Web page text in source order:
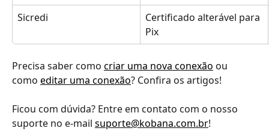
Sicredi
Certificado alterável para
Pix
Precisa saber como criar uma nova conexão ou
como editar uma conexão? Confira os artigos!
Ficou com dúvida? Entre em contato com o nosso
suporte no e-mail suporte@kobana.com.br!